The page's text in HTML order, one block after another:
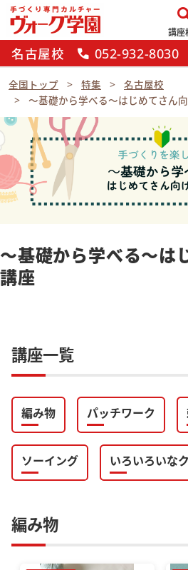
講座
名古屋校 call 052-932-8030
全国トップ 特集
名古屋校
～基礎から学べる～はじめてさん
～基礎から学べる～は
講座
講座一覧
編み物 パッチワーク
ソーイング いろいろいな
編み物